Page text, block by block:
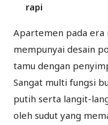
rapi
Apartemen pada
mempunyai desain
tamu dengan
Sangat multi fungsi
putih serta langit-
oleh sudut yang